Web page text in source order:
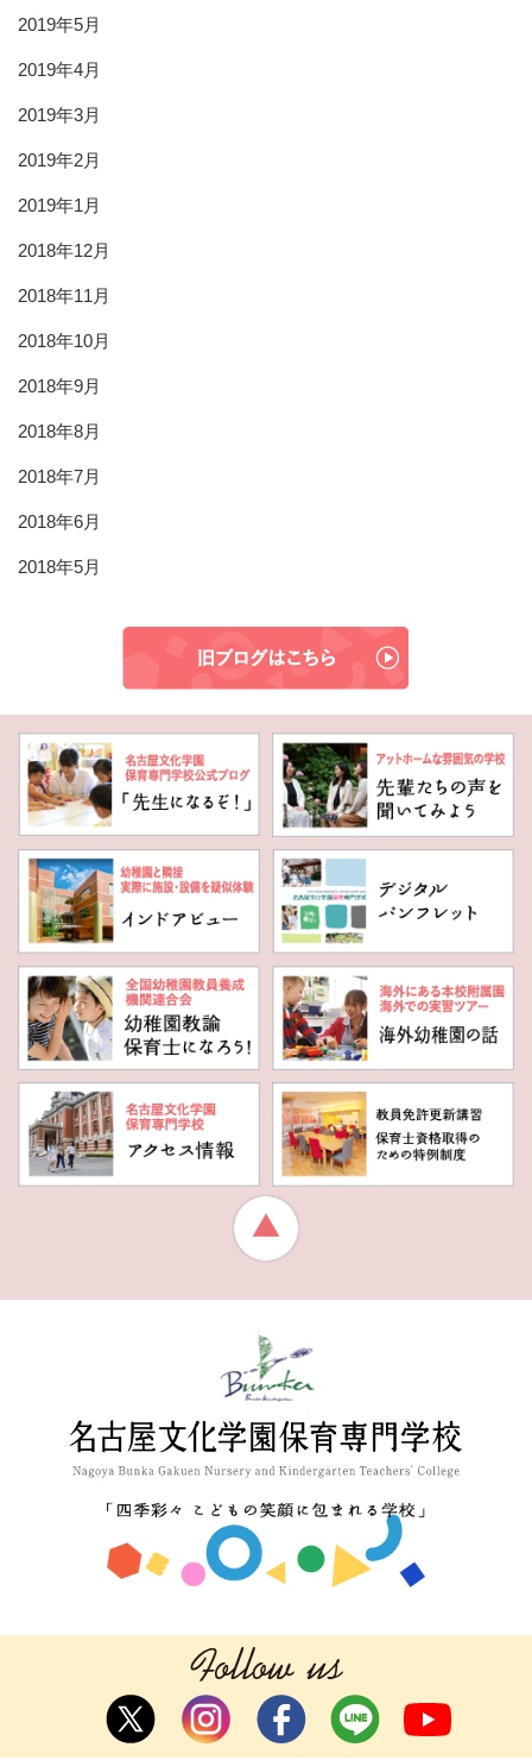
2019年5月
2019年4月
2019年3月
2019年2月
2019年1月
2018年12月
2018年11月
2018年10月
2018年9月
2018年8月
2018年7月
2018年6月
2018年5月